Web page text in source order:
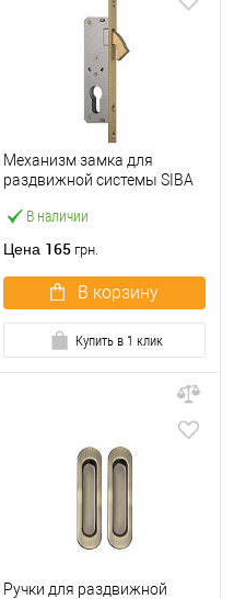
В наличии
Механизм замка для
раздвижной системы SIBA
Цена 165 грн.
В корзину
Купить в 1 клик
Ручки для раздвижной